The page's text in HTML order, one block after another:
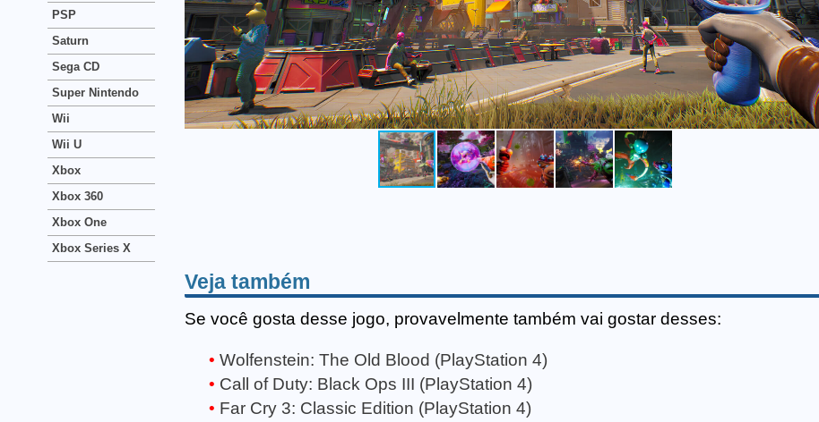
Veja também
Se você gosta desse jogo, provavelmente também vai gostar desses:
Wolfenstein: The Old Blood (PlayStation 4)
Call of Duty: Black Ops III (PlayStation 4)
Far Cry 3: Classic Edition (PlayStation 4)
PSP
Saturn
Sega CD
Super Nintendo
Wii
Wii U
Xbox
Xbox 360
Xbox One
Xbox Series X